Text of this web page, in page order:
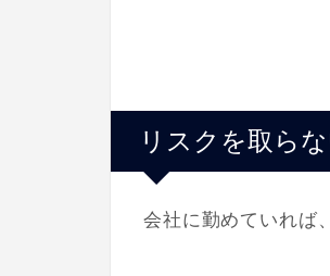
リスクを取ら
会社に勤めていれば